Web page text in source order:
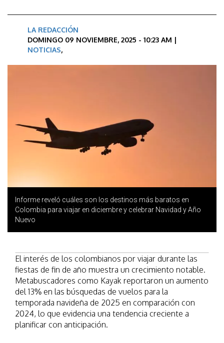
LA REDACCIÓN
DOMINGO 09 NOVIEMBRE, 2025 - 10:23 AM |
NOTICIAS,
Informe reveló cuáles son los destinos más baratos en
Colombia para viajar en diciembre y celebrar Navidad y Año
Nuevo
El interés de los colombianos por viajar durante las
fiestas de fin de año muestra un crecimiento notable.
Metabuscadores como Kayak reportaron un aumento
del 13% en las búsquedas de vuelos para la
temporada navideña de 2025 en comparación con
2024, lo que evidencia una tendencia creciente a
planificar con anticipación.